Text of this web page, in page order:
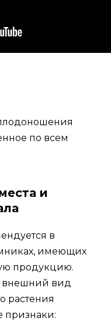
по всем
и
в
имеющих
продукцию.
внешний вид
растения
признаки: